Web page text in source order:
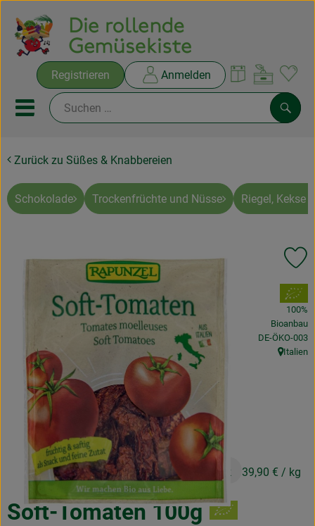
Registrieren Anmelden
Mobiles Menu öffnen oder
Ökokisten
Rezepte
NEUES & ANGEBOTE
Ökokisten
Obst & Gemüse
Frisches
Naturkost
Getränke
Drogerie & Diverses
Lieferservice
Zurück zu Süßes & Knabbereien
Schokolade Trockenfrüchte und Nüsse Riegel, Kekse
Soft-Tomaten 100g
3,99 € / Stück 39,90 € / kg
, Verband:
100%
Bioanbau
, Kontrollstelle:
DE-ÖKO-003
,
Italien